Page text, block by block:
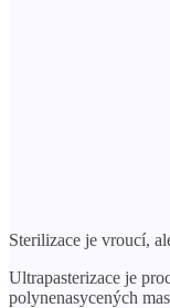
Sterilizace je vroucí,
Ultrapasterizace je
polynenasycených